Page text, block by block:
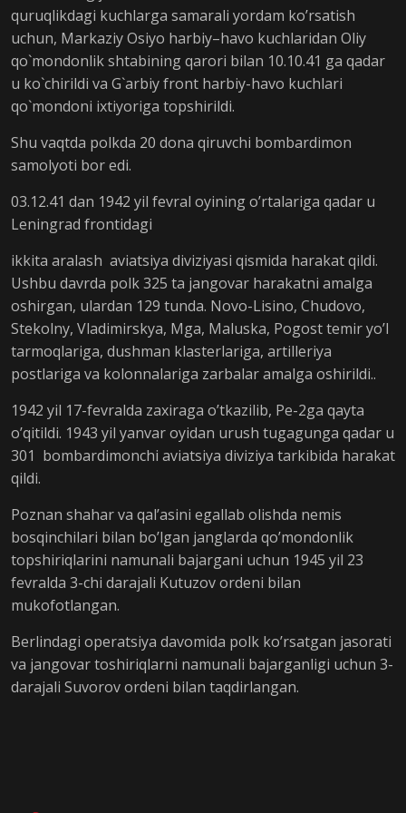
quruqlikdagi kuchlarga samarali yordam ko’rsatish
uchun, Markaziy Osiyo harbiy–havo kuchlaridan Oliy
qo`mondonlik shtabining qarori bilan 10.10.41 ga qadar
u ko`chirildi va G`arbiy front harbiy-havo kuchlari
qo`mondoni ixtiyoriga topshirildi.
Shu vaqtda polkda 20 dona qiruvchi bombardimon
samolyoti bor edi.
03.12.41 dan 1942 yil fevral oyining o’rtalariga qadar u
Leningrad frontidagi
ikkita aralash aviatsiya diviziyasi qismida harakat qildi.
Ushbu davrda polk 325 ta jangovar harakatni amalga
oshirgan, ulardan 129 tunda. Novo-Lisino, Chudovo,
Stekolny, Vladimirskya, Mga, Maluska, Pogost temir yo’l
tarmoqlariga, dushman klasterlariga, artilleriya
postlariga va kolonnalariga zarbalar amalga oshirildi..
1942 yil 17-fevralda zaxiraga o’tkazilib, Pe-2ga qayta
o’qitildi. 1943 yil yanvar oyidan urush tugagunga qadar u
301 bombardimonchi aviatsiya diviziya tarkibida harakat
qildi.
Poznan shahar va qal’asini egallab olishda nemis
bosqinchilari bilan bo’lgan janglarda qo’mondonlik
topshiriqlarini namunali bajargani uchun 1945 yil 23
fevralda 3-chi darajali Kutuzov ordeni bilan
mukofotlangan.
Berlindagi operatsiya davomida polk ko’rsatgan jasorati
va jangovar toshiriqlarni namunali bajarganligi uchun 3-
darajali Suvorov ordeni bilan taqdirlangan.